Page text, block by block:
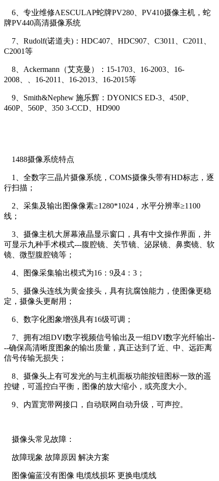
6、专业维修AESCULAP蛇牌PV280、PV410摄像主机，蛇
牌PV440高清摄像系统
7、Rudolf(诺道夫)：HDC407、HDC907、C3011、C2011、
C2001等
8、Ackermann（艾克曼）：15-1703、16-2003、16-
2008、、16-2011、16-2013、16-2015等
9、Smith&Nephew 施乐辉：DYONICS ED-3、450P、
460P、560P、350 3-CCD、HD900
1488摄像系统特点
1、全数字三晶片摄像系统，COMS摄像头带有HD标志，逐
行扫描；
2、采集及输出图像像素≥1280*1024，水平分辨率≥1100
线；
3、摄像主机大屏幕液晶显示窗口，具有中文操作界面，并
可显示九种手术模式---腹腔镜、关节镜、泌尿镜、鼻窦镜、软
镜、微型腹腔镜等；
4、图像采集输出模式为16：9及4：3；
5、摄像头连线为黄金接头，具有抗腐蚀能力，使图像更稳
定，摄像头更耐用；
6、数字化图象增强具有16级可调；
7、拥有2组DVI数字视频信号输出及一组DVI数字光纤输出-
--确保高清晰度图象的输出质量，真正达到了近、中、远距离
信号传输无损失；
8、摄像头上有可发光的与主机面板功能按钮图标一致的遥
控键，可遥控白平衡，图像的放大缩小，或亮度大小。
9、内置宽带网接口，自动联网自动升级，可声控。
摄像头常见故障：
故障现象 故障原因 解决方案
图像偏蓝没有图像 电缆线损坏 更换电缆线